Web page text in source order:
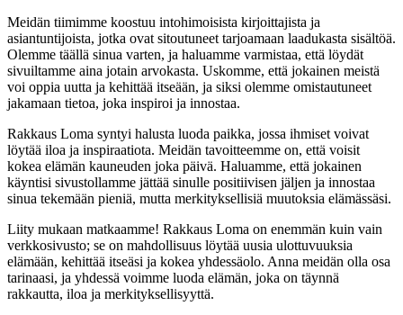
Meidän tiimimme koostuu intohimoisista kirjoittajista ja
asiantuntijoista, jotka ovat sitoutuneet tarjoamaan laadukasta sisältöä.
Olemme täällä sinua varten, ja haluamme varmistaa, että löydät
sivuiltamme aina jotain arvokasta. Uskomme, että jokainen meistä
voi oppia uutta ja kehittää itseään, ja siksi olemme omistautuneet
jakamaan tietoa, joka inspiroi ja innostaa.
Rakkaus Loma syntyi halusta luoda paikka, jossa ihmiset voivat
löytää iloa ja inspiraatiota. Meidän tavoitteemme on, että voisit
kokea elämän kauneuden joka päivä. Haluamme, että jokainen
käyntisi sivustollamme jättää sinulle positiivisen jäljen ja innostaa
sinua tekemään pieniä, mutta merkityksellisiä muutoksia elämässäsi.
Liity mukaan matkaamme! Rakkaus Loma on enemmän kuin vain
verkkosivusto; se on mahdollisuus löytää uusia ulottuvuuksia
elämään, kehittää itseäsi ja kokea yhdessäolo. Anna meidän olla osa
tarinaasi, ja yhdessä voimme luoda elämän, joka on täynnä
rakkautta, iloa ja merkityksellisyyttä.